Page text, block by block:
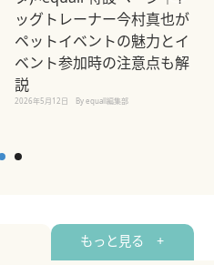
ッグトレーナー今村真也が
ペットイベントの魅力とイ
ベント参加時の注意点も解
説
2026年5月12日 By equall編集部
もっと見る +